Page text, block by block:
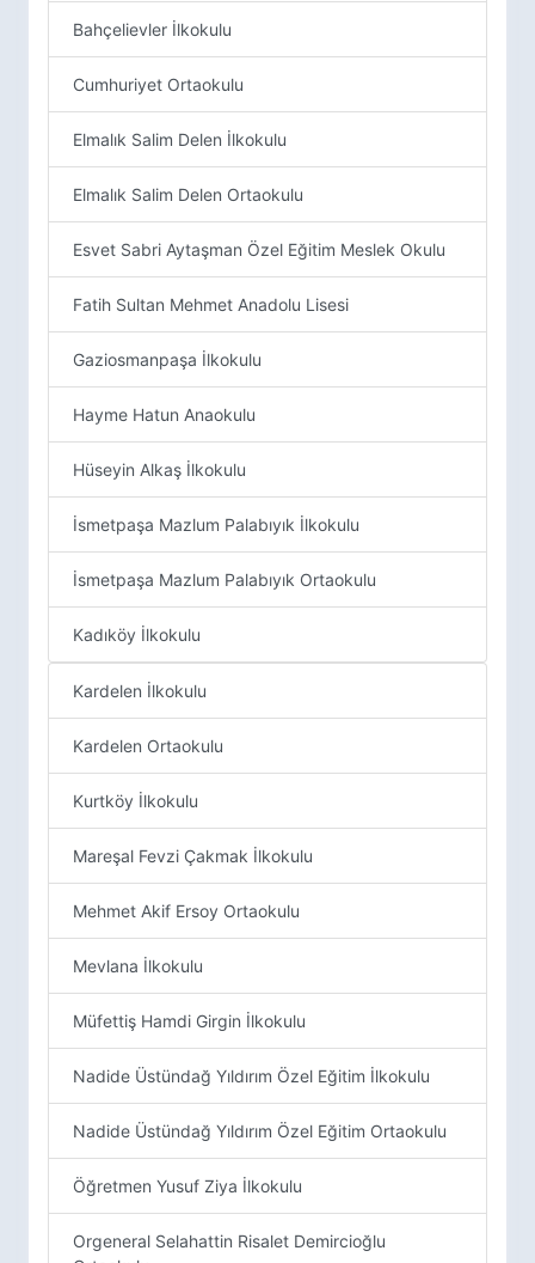
Bahçelievler İlkokulu
Cumhuriyet Ortaokulu
Elmalık Salim Delen İlkokulu
Elmalık Salim Delen Ortaokulu
Esvet Sabri Aytaşman Özel Eğitim Meslek Okulu
Fatih Sultan Mehmet Anadolu Lisesi
Gaziosmanpaşa İlkokulu
Hayme Hatun Anaokulu
Hüseyin Alkaş İlkokulu
İsmetpaşa Mazlum Palabıyık İlkokulu
İsmetpaşa Mazlum Palabıyık Ortaokulu
Kadıköy İlkokulu
Kardelen İlkokulu
Kardelen Ortaokulu
Kurtköy İlkokulu
Mareşal Fevzi Çakmak İlkokulu
Mehmet Akif Ersoy Ortaokulu
Mevlana İlkokulu
Müfettiş Hamdi Girgin İlkokulu
Nadide Üstündağ Yıldırım Özel Eğitim İlkokulu
Nadide Üstündağ Yıldırım Özel Eğitim Ortaokulu
Öğretmen Yusuf Ziya İlkokulu
Orgeneral Selahattin Risalet Demircioğlu